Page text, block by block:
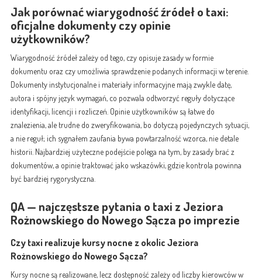
Jak porównać wiarygodność źródeł o taxi:
oficjalne dokumenty czy opinie
użytkowników?
Wiarygodność źródeł zależy od tego, czy opisuje zasady w formie
dokumentu oraz czy umożliwia sprawdzenie podanych informacji w terenie.
Dokumenty instytucjonalne i materiały informacyjne mają zwykle datę,
autora i spójny język wymagań, co pozwala odtworzyć reguły dotyczące
identyfikacji, licencji i rozliczeń. Opinie użytkowników są łatwe do
znalezienia, ale trudne do zweryfikowania, bo dotyczą pojedynczych sytuacji,
a nie reguł; ich sygnałem zaufania bywa powtarzalność wzorca, nie detale
historii. Najbardziej użyteczne podejście polega na tym, by zasady brać z
dokumentów, a opinie traktować jako wskazówki, gdzie kontrola powinna
być bardziej rygorystyczna.
QA — najczęstsze pytania o taxi z Jeziora
Rożnowskiego do Nowego Sącza po imprezie
Czy taxi realizuje kursy nocne z okolic Jeziora
Rożnowskiego do Nowego Sącza?
Kursy nocne są realizowane, lecz dostępność zależy od liczby kierowców w